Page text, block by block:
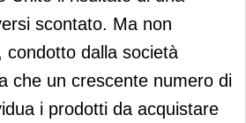
scontato. Ma non
condotto dalla società
che un crescente numero di
i prodotti da acquistare